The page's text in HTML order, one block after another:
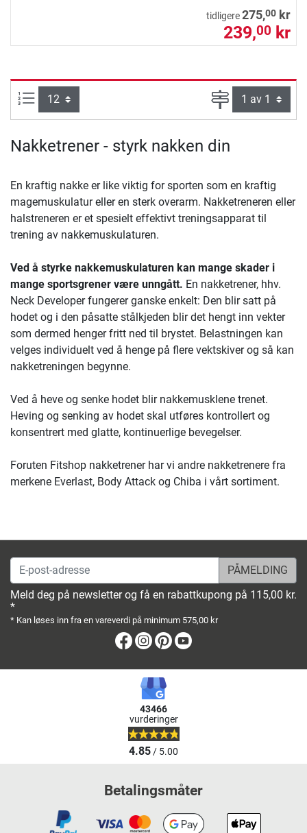
tidligere275,00 kr
239,00 kr
Produkter pr. side: Side
Nakketrener - styrk nakken din
En kraftig nakke er like viktig for sporten som en kraftig
magemuskulatur eller en sterk overarm. Nakketreneren eller
halstreneren er et spesielt effektivt treningsapparat til
trening av nakkemuskulaturen.
Ved å styrke nakkemuskulaturen kan mange skader i
mange sportsgrener være unngått. En nakketrener, hhv.
Neck Developer fungerer ganske enkelt: Den blir satt på
hodet og i den påsatte stålkjeden blir det hengt inn vekter
som dermed henger fritt ned til brystet. Belastningen kan
velges individuelt ved å henge på flere vektskiver og så kan
nakketreningen begynne.
Ved å heve og senke hodet blir nakkemusklene trenet.
Heving og senking av hodet skal utføres kontrollert og
konsentrert med glatte, kontinuerlige bevegelser.
Foruten Fitshop nakketrener har vi andre nakketrenere fra
merkene Everlast, Body Attack og Chiba i vårt sortiment.
E-post-adresse
Meld deg på newsletter og få en rabattkupong på 115,00 kr.
*
* Kan løses inn fra en vareverdi på minimum 575,00 kr
Facebook
Instagram
Pinterest
43466
vurderinger
4.85/ 5.00
Betalingsmåter